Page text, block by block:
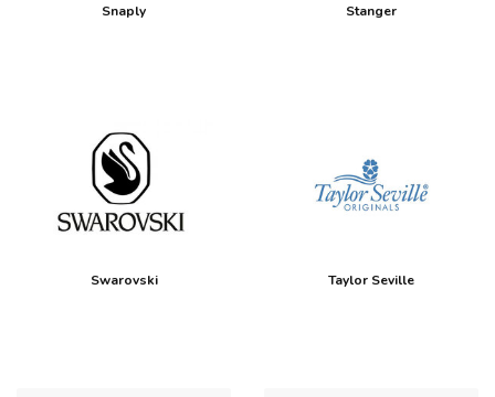
Snaply Stanger
Swarovski Taylor Seville